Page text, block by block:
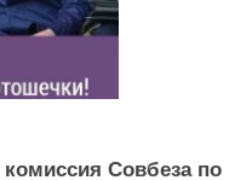
Совбеза по